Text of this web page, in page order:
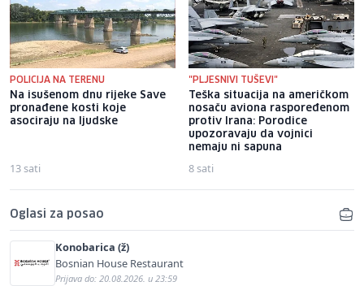
POLICIJA NA TERENU
Na isušenom dnu rijeke Save
pronađene kosti koje
asociraju na ljudske
13 sati
"PLJESNIVI TUŠEVI"
Teška situacija na američkom
nosaču aviona raspoređenom
protiv Irana: Porodice
upozoravaju da vojnici
nemaju ni sapuna
8 sati
Oglasi za posao
Konobarica (ž)
Bosnian House Restaurant
Prijava do: 20.08.2026. u 23:59